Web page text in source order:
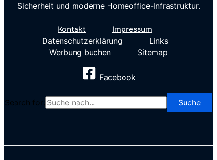
Sicherheit und moderne Homeoffice-Infrastruktur.
Kontakt
Impressum
Datenschutzerklärung
Links
Werbung buchen
Sitemap
Facebook
Search for: